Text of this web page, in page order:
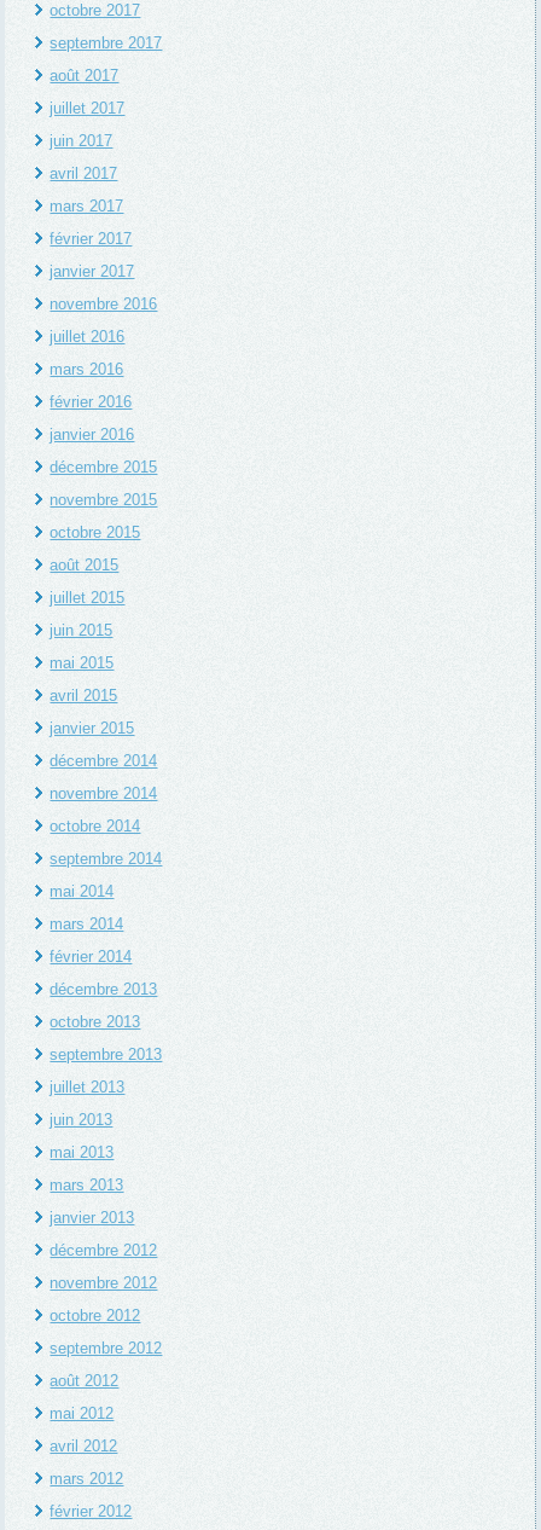
octobre 2017
septembre 2017
août 2017
juillet 2017
juin 2017
avril 2017
mars 2017
février 2017
janvier 2017
novembre 2016
juillet 2016
mars 2016
février 2016
janvier 2016
décembre 2015
novembre 2015
octobre 2015
août 2015
juillet 2015
juin 2015
mai 2015
avril 2015
janvier 2015
décembre 2014
novembre 2014
octobre 2014
septembre 2014
mai 2014
mars 2014
février 2014
décembre 2013
octobre 2013
septembre 2013
juillet 2013
juin 2013
mai 2013
mars 2013
janvier 2013
décembre 2012
novembre 2012
octobre 2012
septembre 2012
août 2012
mai 2012
avril 2012
mars 2012
février 2012